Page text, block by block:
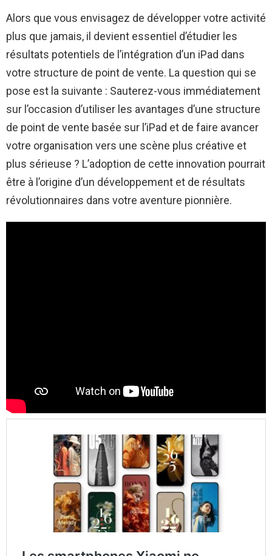
Alors que vous envisagez de développer votre activité
plus que jamais, il devient essentiel d’étudier les
résultats potentiels de l’intégration d’un iPad dans
votre structure de point de vente. La question qui se
pose est la suivante : Sauterez-vous immédiatement
sur l’occasion d’utiliser les avantages d’une structure
de point de vente basée sur l’iPad et de faire avancer
votre organisation vers une scène plus créative et
plus sérieuse ? L’adoption de cette innovation pourrait
être à l’origine d’un développement et de résultats
révolutionnaires dans votre aventure pionnière.